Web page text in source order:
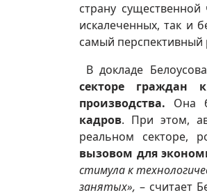
страну
искалеченных, так и
самый перспективный
В докладе
секторе граждан
производства. Она
кадров. При этом,
реальном секторе,
вызовом для
стимула к
занятых», – считает